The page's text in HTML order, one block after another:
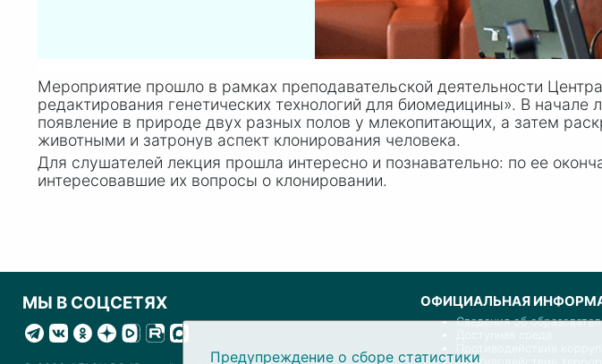
Мероприятие прошло в рамках преподавательской деятельности
редактирования генетических технологий для биомедицины». В
появление в природе двух разных полов у млекопитающих, а затем
животными и затронув аспект клонирования человека.
Для слушателей лекция прошла интересно и познавательно: по ее
интересовавшие их вопросы о клонировании.
МЫ В СОЦСЕТЯХ ОФИЦИАЛЬНАЯ
Сведения об
Предупреждение о сборе статистики